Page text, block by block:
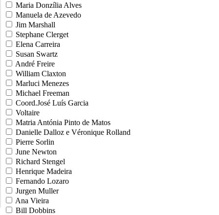
Maria Donzília Alves
Manuela de Azevedo
Jim Marshall
Stephane Clerget
Elena Carreira
Susan Swartz
André Freire
William Claxton
Marluci Menezes
Michael Freeman
Coord.José Luís Garcia
Voltaire
Matria Antónia Pinto de Matos
Danielle Dalloz e Véronique Rolland
Pierre Sorlin
June Newton
Richard Stengel
Henrique Madeira
Fernando Lozaro
Jurgen Muller
Ana Vieira
Bill Dobbins